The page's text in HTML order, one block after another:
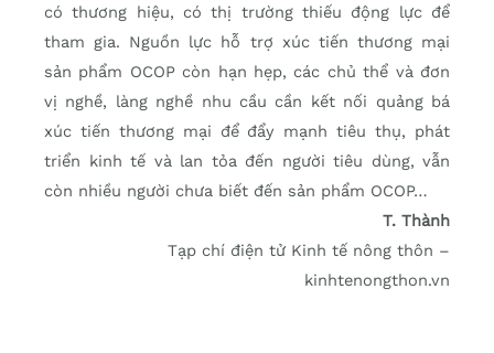
có thương hiệu, có thị trường thiếu động lực để
tham gia. Nguồn lực hỗ trợ xúc tiến thương mại
sản phẩm OCOP còn hạn hẹp, các chủ thể và đơn
vị nghề, làng nghề nhu cầu cần kết nối quảng bá
xúc tiến thương mại để đẩy mạnh tiêu thụ, phát
triển kinh tế và lan tỏa đến người tiêu dùng, vẫn
còn nhiều người chưa biết đến sản phẩm OCOP…
T. Thành
Tạp chí điện tử Kinh tế nông thôn –
kinhtenongthon.vn